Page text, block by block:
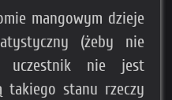
mangowym dzieje
(żeby nie
uczestnik nie jest
takiego stanu rzeczy